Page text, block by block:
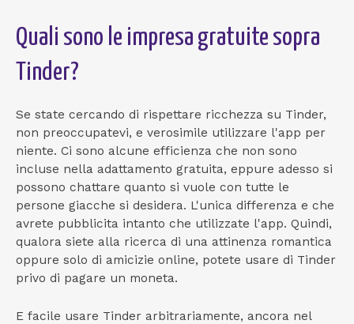
Quali sono le impresa gratuite sopra
Tinder?
Se state cercando di rispettare ricchezza su Tinder,
non preoccupatevi, e verosimile utilizzare l'app per
niente. Ci sono alcune efficienza che non sono
incluse nella adattamento gratuita, eppure adesso si
possono chattare quanto si vuole con tutte le
persone giacche si desidera. L'unica differenza e che
avrete pubblicita intanto che utilizzate l'app. Quindi,
qualora siete alla ricerca di una attinenza romantica
oppure solo di amicizie online, potete usare di Tinder
privo di pagare un moneta.
E facile usare Tinder arbitrariamente, ancora nel